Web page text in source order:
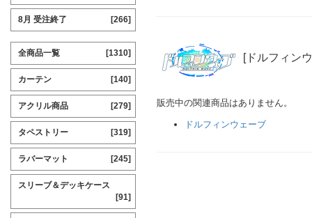
[ドルフィン
販売中の関連商品はありません。
ドルフィンウェーブ
8月 受注終了 [266]
全商品一覧 [1310]
カーテン [140]
アクリル商品 [279]
タペストリー [319]
ラバーマット [245]
スリーブ＆デッキケース
[91]